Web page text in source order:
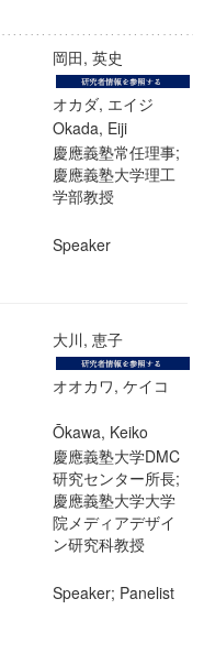
岡田, 英史
オカダ, エイジ
Okada, Eiji
慶應義塾常任理事;
慶應義塾大学理工
学部教授
Speaker
大川, 恵子
オオカワ, ケイコ
Ōkawa, Keiko
慶應義塾大学DMC
研究センター所長;
慶應義塾大学大学
院メディアデザイ
ン研究科教授
Speaker; Panelist